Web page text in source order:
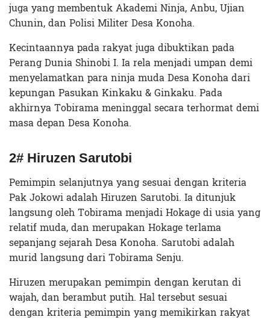
juga yang membentuk Akademi Ninja, Anbu, Ujian
Chunin, dan Polisi Militer Desa Konoha.
Kecintaannya pada rakyat juga dibuktikan pada
Perang Dunia Shinobi I. Ia rela menjadi umpan demi
menyelamatkan para ninja muda Desa Konoha dari
kepungan Pasukan Kinkaku & Ginkaku. Pada
akhirnya Tobirama meninggal secara terhormat demi
masa depan Desa Konoha.
2# Hiruzen Sarutobi
Pemimpin selanjutnya yang sesuai dengan kriteria
Pak Jokowi adalah Hiruzen Sarutobi. Ia ditunjuk
langsung oleh Tobirama menjadi Hokage di usia yang
relatif muda, dan merupakan Hokage terlama
sepanjang sejarah Desa Konoha. Sarutobi adalah
murid langsung dari Tobirama Senju.
Hiruzen merupakan pemimpin dengan kerutan di
wajah, dan berambut putih. Hal tersebut sesuai
dengan kriteria pemimpin yang memikirkan rakyat